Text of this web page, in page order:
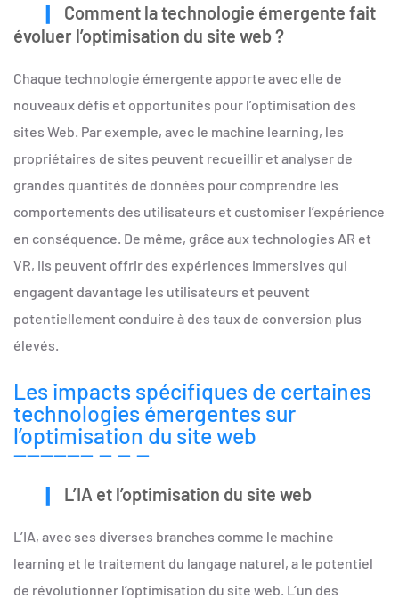
Comment la technologie émergente fait
évoluer l’optimisation du site web ?
Chaque technologie émergente apporte avec elle de
nouveaux défis et opportunités pour l’optimisation des
sites Web. Par exemple, avec le machine learning, les
propriétaires de sites peuvent recueillir et analyser de
grandes quantités de données pour comprendre les
comportements des utilisateurs et customiser l’expérience
en conséquence. De même, grâce aux technologies AR et
VR, ils peuvent offrir des expériences immersives qui
engagent davantage les utilisateurs et peuvent
potentiellement conduire à des taux de conversion plus
élevés.
Les impacts spécifiques de certaines
technologies émergentes sur
l’optimisation du site web
L’IA et l’optimisation du site web
L’IA, avec ses diverses branches comme le machine
learning et le traitement du langage naturel, a le potentiel
de révolutionner l’optimisation du site web. L’un des